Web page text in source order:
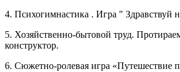
4. Психогимнастика . Игра " Здравствуй
5. Хозяйственно-бытовой труд.
конструктор.
6. Сюжетно-ролевая игра «Путешествие